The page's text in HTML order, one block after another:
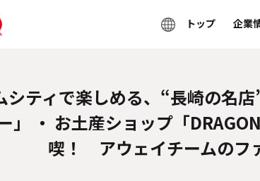
トップ 企業
シティで楽しめる、“長崎の
」 ・ お土産ショップ「
喫！ アウェイチームのフ